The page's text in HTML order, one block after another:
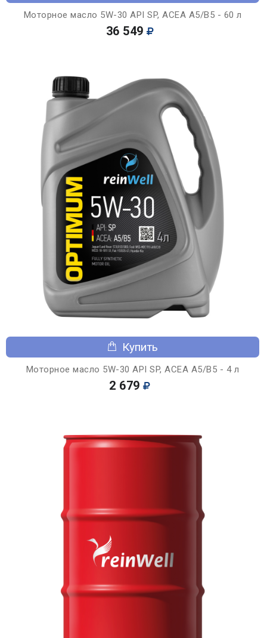
Моторное масло 5W-30 API SP, ACEA A5/B5 - 60 л
36 549
Купить
Моторное масло 5W-30 API SP, ACEA A5/B5 - 4 л
2 679